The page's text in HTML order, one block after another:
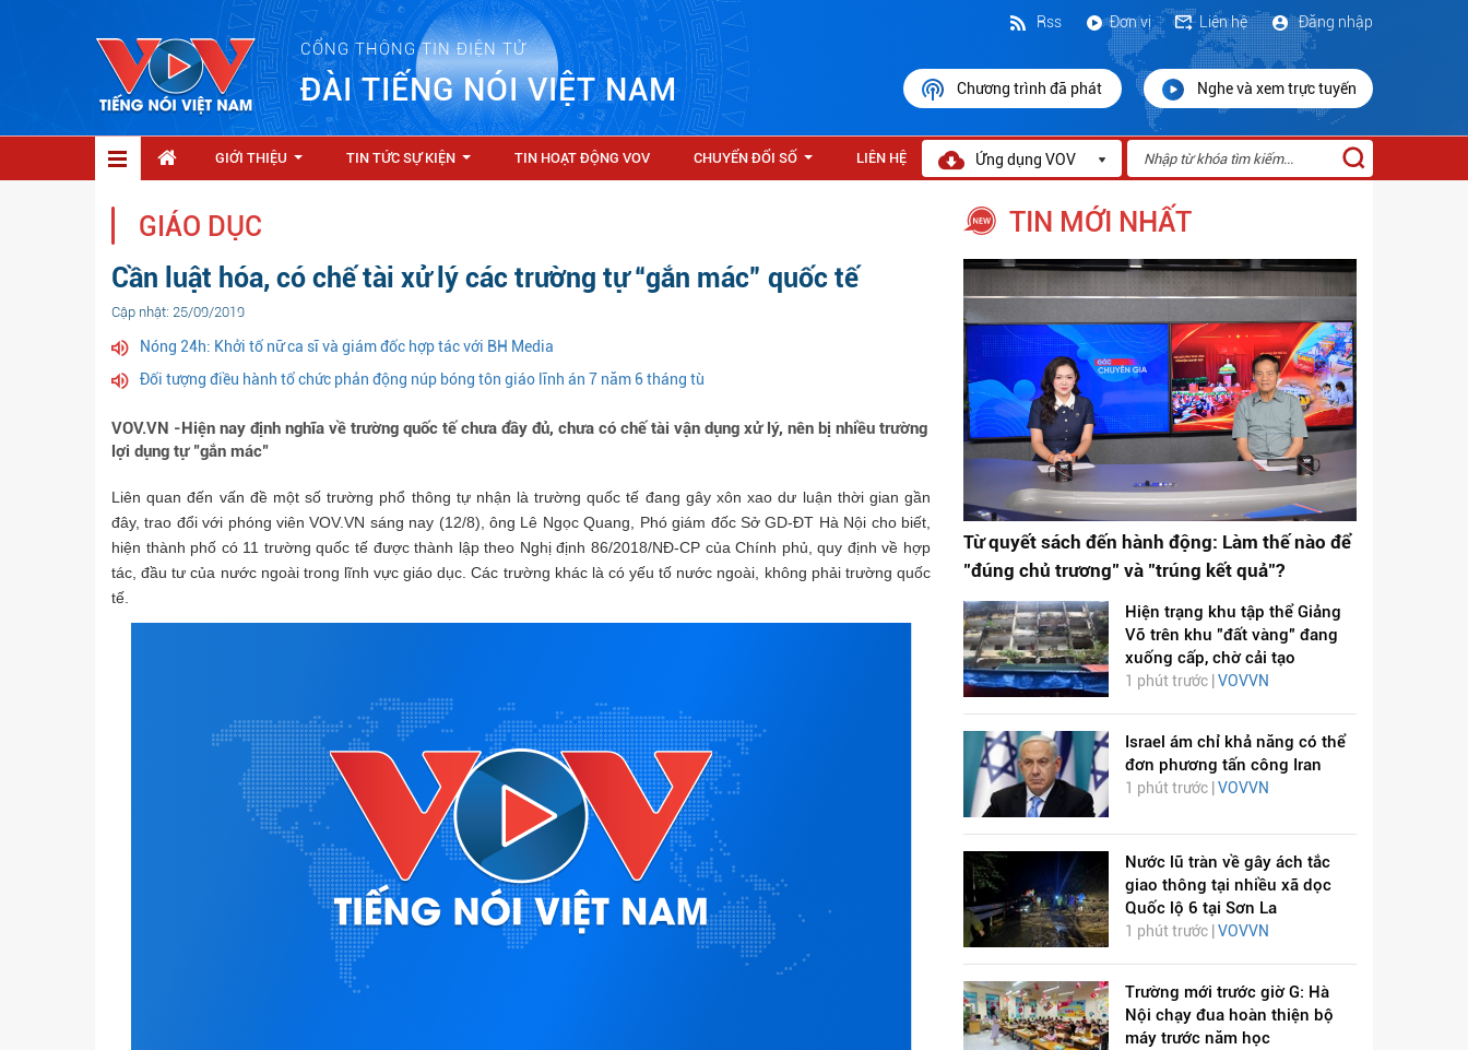
CỔNG THÔNG TIN ĐIỆN TỬ
ĐÀI TIẾNG NÓI VIỆT NAM
Đăng nhập
Liên hệ
Đơn vị
Rss
Chương trình đã phát Nghe và xem trực tuyến
GIỚI THIỆU TIN TỨC SỰ KIỆN TIN HOẠT ĐỘNG VOV CHUYỂN ĐỔI SỐ LIÊN HỆ Ứng dụng VOV
GIÁO DỤC
Cần luật hóa, có chế tài xử lý các trường tự “gắn mác” quốc tế
Cập nhật: 25/09/2019
Nóng 24h: Khởi tố nữ ca sĩ và giám đốc hợp tác với BH Media
Đối tượng điều hành tổ chức phản động núp bóng tôn giáo lĩnh án 7 năm 6 tháng tù
VOV.VN -Hiện nay định nghĩa về trường quốc tế chưa đầy đủ, chưa có chế tài vận dụng xử lý, nên bị nhiều trường
lợi dụng tự "gắn mác"
Liên quan đến vấn đề một số trường phổ thông tự nhận là trường quốc tế đang gây xôn xao dư luận thời gian gần
đây, trao đổi với phóng viên VOV.VN sáng nay (12/8), ông Lê Ngọc Quang, Phó giám đốc Sở GD-ĐT Hà Nội cho biết,
hiện thành phố có 11 trường quốc tế được thành lập theo Nghị định 86/2018/NĐ-CP của Chính phủ, quy định về hợp
tác, đầu tư của nước ngoài trong lĩnh vực giáo dục. Các trường khác là có yếu tố nước ngoài, không phải trường quốc
tế.
TIN MỚI NHẤT
Từ quyết sách đến hành động: Làm thế nào để
"đúng chủ trương" và "trúng kết quả"?
Hiện trạng khu tập thể Giảng
Võ trên khu "đất vàng" đang
xuống cấp, chờ cải tạo
1 phút trước | VOVVN
Israel ám chỉ khả năng có thể
đơn phương tấn công Iran
1 phút trước | VOVVN
Nước lũ tràn về gây ách tắc
giao thông tại nhiều xã dọc
Quốc lộ 6 tại Sơn La
1 phút trước |VOVVN
Trường mới trước giờ G: Hà
Nội chạy đua hoàn thiện bộ
máy trước năm học